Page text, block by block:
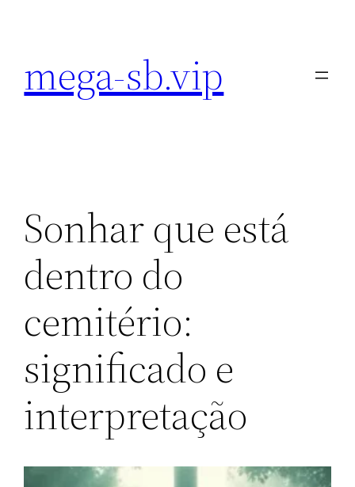
conteúdo
mega-sb.vip
Sonhar que está
dentro do
cemitério:
significado e
interpretação